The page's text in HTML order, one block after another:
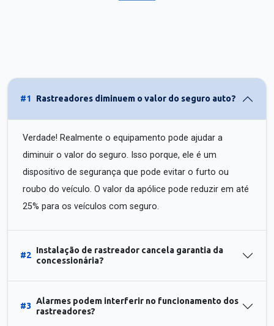
#1 Rastreadores diminuem o valor do seguro auto?
Verdade! Realmente o equipamento pode ajudar a
diminuir o valor do seguro. Isso porque, ele é um
dispositivo de segurança que pode evitar o furto ou
roubo do veículo. O valor da apólice pode reduzir em até
25% para os veículos com seguro.
#2
Instalação de rastreador cancela garantia da
concessionária?
#3
Alarmes podem interferir no funcionamento dos
rastreadores?